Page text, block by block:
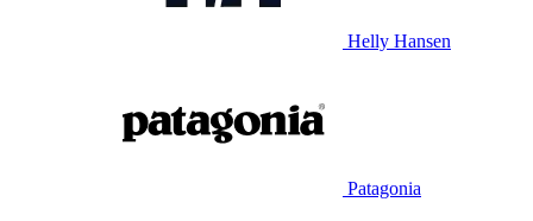
Helly Hansen
Patagonia